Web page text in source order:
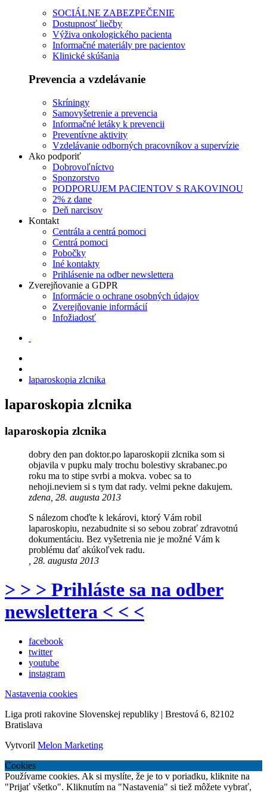
SOCIÁLNE ZABEZPEČENIE
Dostupnosť liečby
Výživa onkologického pacienta
Informačné materiály pre pacientov
Klinické skúšania
Prevencia a vzdelávanie
Skríningy
Samovyšetrenie a prevencia
Informačné letáky k prevencii
Preventívne aktivity
Vzdelávanie odborných pracovníkov a supervízie
Ako podporiť
Dobrovoľníctvo
Sponzorstvo
PODPORUJEM PACIENTOV S RAKOVINOU
2% z dane
Deň narcisov
Kontakt
Centrála a centrá pomoci
Centrá pomoci
Pobočky
Iné kontakty
Prihlásenie na odber newslettera
Zverejňovanie a GDPR
Informácie o ochrane osobných údajov
Zverejňovanie informácií
Infožiadosť
laparoskopia zlcnika
laparoskopia zlcnika
laparoskopia zlcnika
dobry den pan doktor.po laparoskopii zlcnika som si
objavila v pupku maly trochu bolestivy skrabanec.po
roku ma to stipe svrbi a mokva. vobec sa to
nehoji.neviem si s tym dat rady. velmi pekne dakujem.
zdena, 28. augusta 2013
S nálezom choďte k lekárovi, ktorý Vám robil
laparoskopiu, nezabudnite si so sebou zobrať zdravotnú
dokumentáciu. Bez vyšetrenia nie je možné Vám k
problému dať akúkoľvek radu.
, 28. augusta 2013
> > > Prihláste sa na odber
newslettera < < <
facebook
twitter
youtube
instagram
Nastavenia cookies
Liga proti rakovine Slovenskej republiky | Brestová 6, 82102
Bratislava
Vytvoril Melon Marketing
Cookies
Používame cookies. Ak si myslíte, že je to v poriadku, kliknite na
"Prijať všetko". Kliknutím na "Nastavenia" si tiež môžete vybrať,